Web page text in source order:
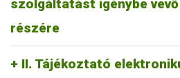
szolgáltatást igénybe
részére
II. Tájékoztató